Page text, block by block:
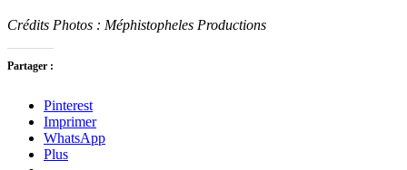
Crédits Photos : Méphistopheles Productions
Partager :
Pinterest
Imprimer
WhatsApp
Plus